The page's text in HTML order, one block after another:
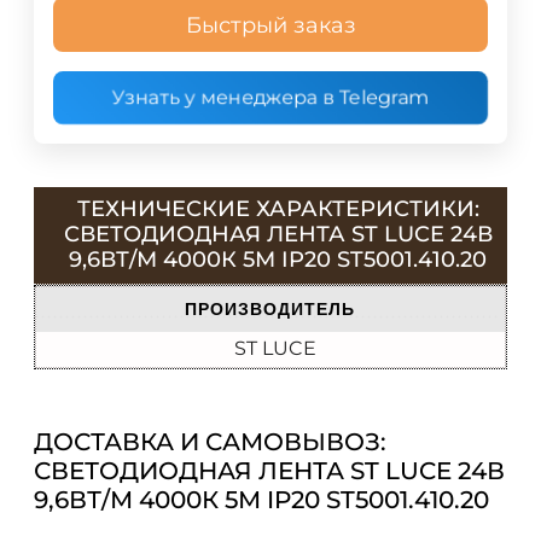
Быстрый заказ
Узнать у менеджера в Telegram
ТЕХНИЧЕСКИЕ ХАРАКТЕРИСТИКИ:
СВЕТОДИОДНАЯ ЛЕНТА ST LUCE 24В
9,6ВТ/М 4000К 5М IP20 ST5001.410.20
ПРОИЗВОДИТЕЛЬ
ST LUCE
ДОСТАВКА И САМОВЫВОЗ:
СВЕТОДИОДНАЯ ЛЕНТА ST LUCE 24В
9,6ВТ/М 4000К 5М IP20 ST5001.410.20